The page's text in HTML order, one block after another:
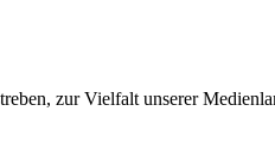
zur Vielfalt unserer